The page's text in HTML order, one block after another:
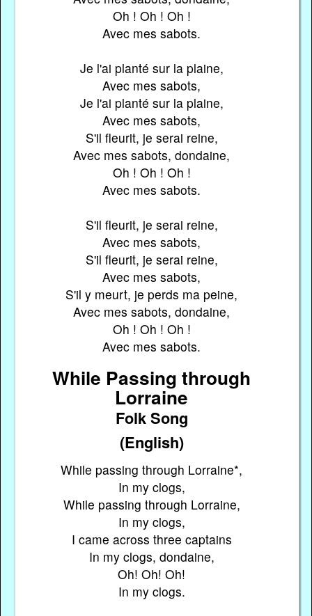
Oh ! Oh ! Oh !
Avec mes sabots.
Je l'ai planté sur la plaine,
Avec mes sabots,
Je l'ai planté sur la plaine,
Avec mes sabots,
S'il fleurit, je serai reine,
Avec mes sabots, dondaine,
Oh ! Oh ! Oh !
Avec mes sabots.
S'il fleurit, je serai reine,
Avec mes sabots,
S'il fleurit, je serai reine,
Avec mes sabots,
S'il y meurt, je perds ma peine,
Avec mes sabots, dondaine,
Oh ! Oh ! Oh !
Avec mes sabots.
While Passing through
Lorraine
Folk Song
(English)
While passing through Lorraine*,
In my clogs,
While passing through Lorraine,
In my clogs,
I came across three captains
In my clogs, dondaine,
Oh! Oh! Oh!
In my clogs.